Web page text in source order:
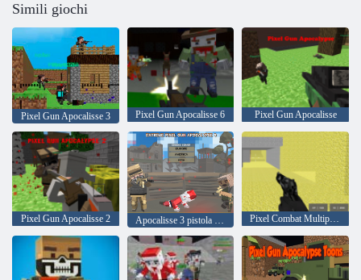
Simili giochi
Pixel Gun Apocalisse 3 Pixel Gun Apocalisse 6 Pixel Gun Apocalisse
Pixel Gun Apocalisse 2 Pixel Combat Multiplayer